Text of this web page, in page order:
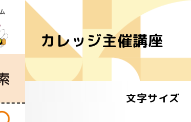
学習講座
講師・指導者
ボランティア
カレッジ主催講座
文字サイズ